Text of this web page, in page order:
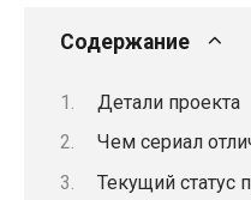
Содержание
Детали проекта
Чем сериал
Текущий статус